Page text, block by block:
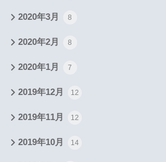
2020年3月 8
2020年2月 8
2020年1月 7
2019年12月 12
2019年11月 12
2019年10月 14